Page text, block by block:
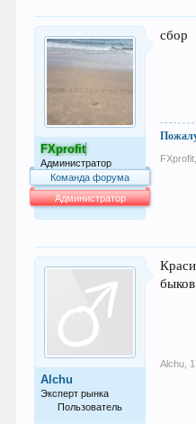
FXprofit
Администратор
Команда форума
Администратор
сбор
FXprofit
Alchu
Эксперт рынка
Пользователь
Alchu